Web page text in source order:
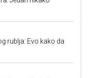
rublja: Evo kako da